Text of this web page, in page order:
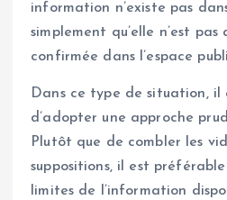
information n’existe pas
simplement qu’elle n’est pas
confirmée dans l’espace
Dans ce type de situation,
d’adopter une approche
Plutôt que de combler les
suppositions, il est
limites de l’information